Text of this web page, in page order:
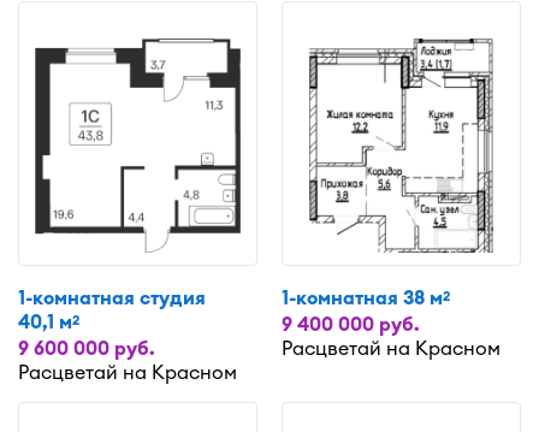
1-комнатная студия
40,1 м2
9 600 000 руб.
Расцветай на Красном
1-комнатная 38 м2
9 400 000 руб.
Расцветай на Красном